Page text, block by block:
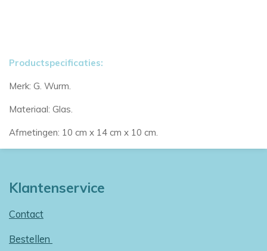
Productspecificaties:
Merk: G. Wurm.
Materiaal: Glas.
Afmetingen: 10 cm x 14 cm x 10 cm.
Klantenservice
Contact
Bestellen